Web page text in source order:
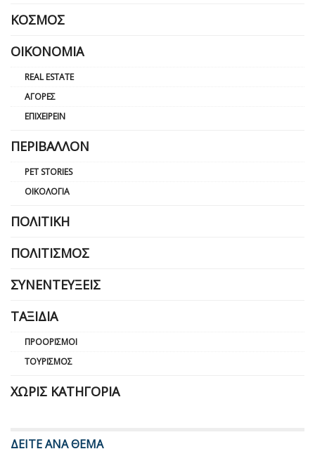
ΚΌΣΜΟΣ
ΟΙΚΟΝΟΜΊΑ
REAL ESTATE
ΑΓΟΡΈΣ
ΕΠΙΧΕΙΡΕΊΝ
ΠΕΡΙΒΆΛΛΟΝ
PET STORIES
ΟΙΚΟΛΟΓΊΑ
ΠΟΛΙΤΙΚΉ
ΠΟΛΙΤΙΣΜΌΣ
ΣΥΝΕΝΤΕΎΞΕΙΣ
ΤΑΞΊΔΙΑ
ΠΡΟΟΡΙΣΜΟΊ
ΤΟΥΡΙΣΜΌΣ
ΧΩΡΊΣ ΚΑΤΗΓΟΡΊΑ
ΔΕΙΤΕ ΑΝΑ ΘΕΜΑ